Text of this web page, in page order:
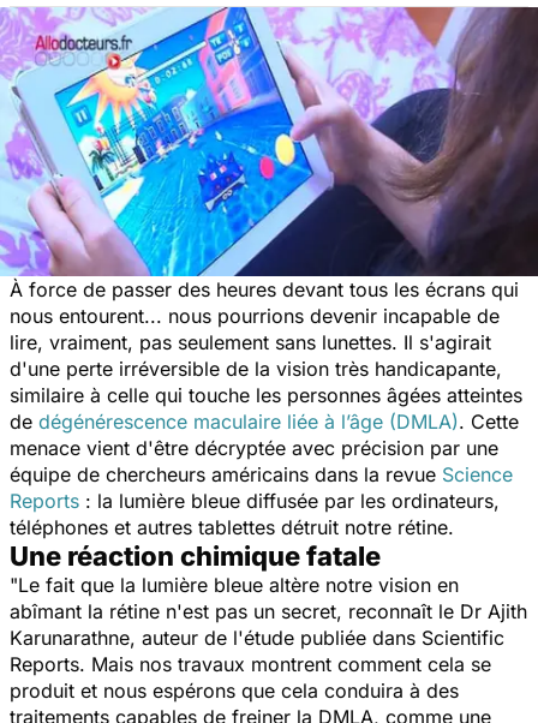
À force de passer des heures devant tous les écrans qui
nous entourent... nous pourrions devenir incapable de
lire, vraiment, pas seulement sans lunettes. Il s'agirait
d'une perte irréversible de la vision très handicapante,
similaire à celle qui touche les personnes âgées atteintes
de dégénérescence maculaire liée à l’âge (DMLA). Cette
menace vient d'être décryptée avec précision par une
équipe de chercheurs américains dans la revue Science
Reports : la lumière bleue diffusée par les ordinateurs,
téléphones et autres tablettes détruit notre rétine.
Une réaction chimique fatale
"Le fait que la lumière bleue altère notre vision en
abîmant la rétine n'est pas un secret, reconnaît le Dr Ajith
Karunarathne, auteur de l'étude publiée dans Scientific
Reports. Mais nos travaux montrent comment cela se
produit et nous espérons que cela conduira à des
traitements capables de freiner la DMLA, comme une